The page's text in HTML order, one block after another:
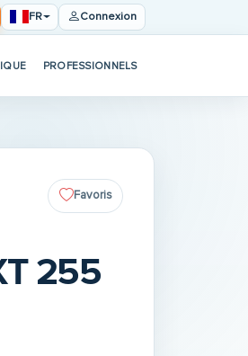
FR Connexion
PROFESSIONNELS
Favoris
255